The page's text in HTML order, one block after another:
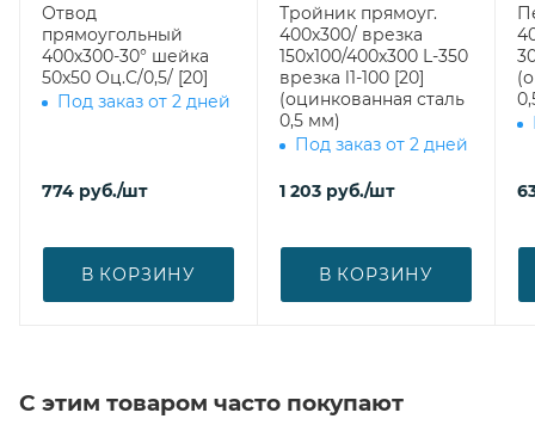
Отвод
прямоугольный
400х300-30° шейка
50х50 Оц.С/0,5/ [20]
Под заказ от 2 дней
774 руб./шт
В КОРЗИНУ
Тройник прямоуг.
400х300/ врезка
150х100/400х300 L-350
врезка l1-100 [20]
(оцинкованная сталь
0,5 мм)
Под заказ от 2 дней
1 203 руб./шт
В КОРЗИНУ
С этим товаром часто покупают